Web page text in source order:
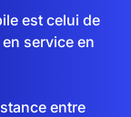
est celui de
service en
entre